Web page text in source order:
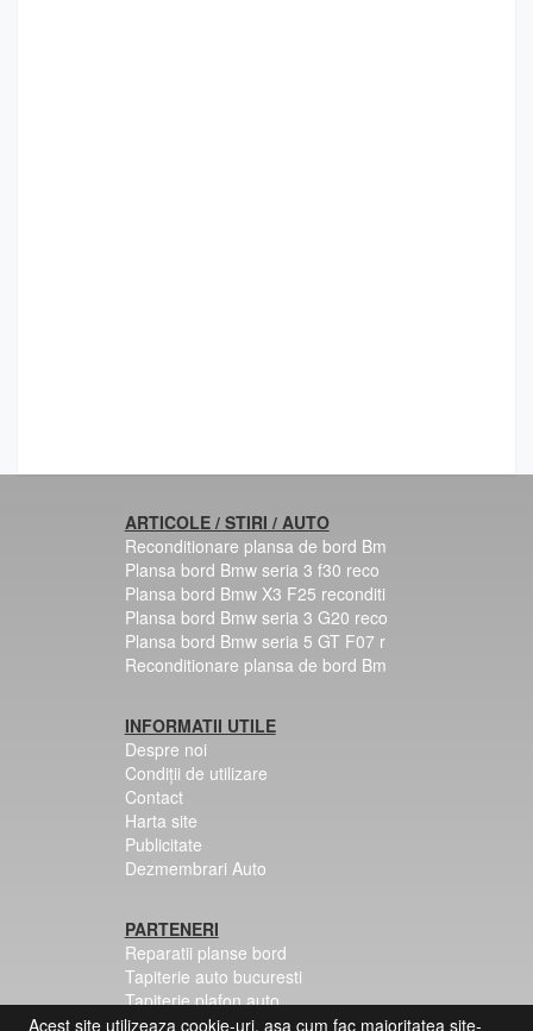
ARTICOLE / STIRI / AUTO
Reconditionare plansa de bord Bm
Plansa bord Bmw seria 3 f30 reco
Plansa bord Bmw X3 F25 reconditi
Plansa bord Bmw seria 3 G20 reco
Plansa bord Bmw seria 5 GT F07 r
Reconditionare plansa de bord Bm
INFORMATII UTILE
Despre noi
Condiții de utilizare
Contact
Harta site
Publicitate
Dezmembrari Auto
PARTENERI
Reparatii planse bord
Tapiterie auto bucuresti
Tapiterie plafon auto
Centuri siguranta colorate
Acest site utilizeaza cookie-uri, asa cum fac majoritatea site-